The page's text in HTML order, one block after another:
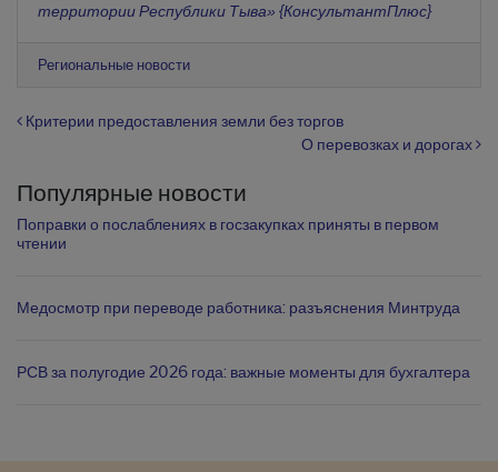
территории Республики Тыва» {КонсультантПлюс}
Региональные новости
Навигация по записям
Критерии предоставления земли без торгов
О перевозках и дорогах
Популярные новости
Поправки о послаблениях в госзакупках приняты в первом
чтении
Медосмотр при переводе работника: разъяснения Минтруда
РСВ за полугодие 2026 года: важные моменты для бухгалтера